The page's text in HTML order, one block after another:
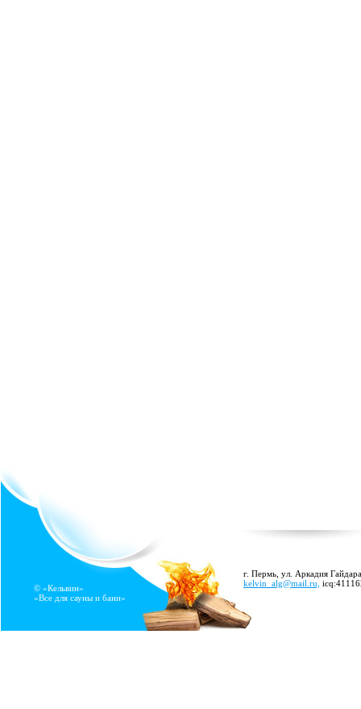
© «Кельвин»
«Все для сауны и бани»
г. Пермь, ул. Аркадия
kelvin_alg@mail.ru,